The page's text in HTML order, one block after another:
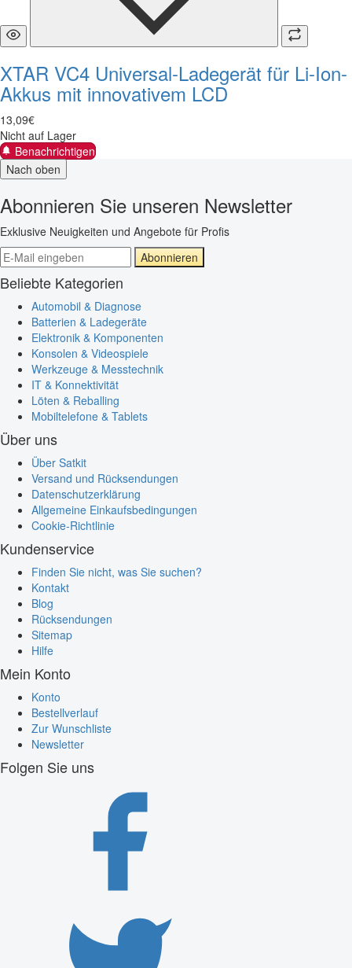
XTAR VC4 Universal-Ladegerät für Li-Ion-
Akkus mit innovativem LCD
13,09€
Nicht auf Lager
Benachrichtigen
Nach oben
Abonnieren Sie unseren Newsletter
Exklusive Neuigkeiten und Angebote für Profis
Abonnieren
Beliebte Kategorien
Automobil & Diagnose
Batterien & Ladegeräte
Elektronik & Komponenten
Konsolen & Videospiele
Werkzeuge & Messtechnik
IT & Konnektivität
Löten & Reballing
Mobiltelefone & Tablets
Über uns
Über Satkit
Versand und Rücksendungen
Datenschutzerklärung
Allgemeine Einkaufsbedingungen
Cookie-Richtlinie
Kundenservice
Finden Sie nicht, was Sie suchen?
Kontakt
Blog
Rücksendungen
Sitemap
Hilfe
Mein Konto
Konto
Bestellverlauf
Zur Wunschliste
Newsletter
Folgen Sie uns